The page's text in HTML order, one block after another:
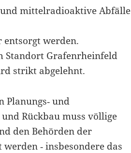
und mittelradioaktive Abfälle
entsorgt werden.
Standort Grafenrheinfeld
strikt abgelehnt.
Planungs‐ und
Rückbau muss völlige
den Behörden der
‐ insbesondere das